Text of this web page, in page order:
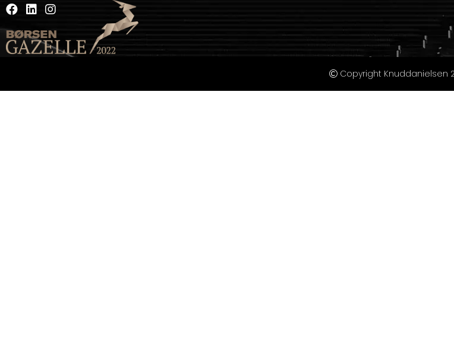
Copyright Knuddanielsen